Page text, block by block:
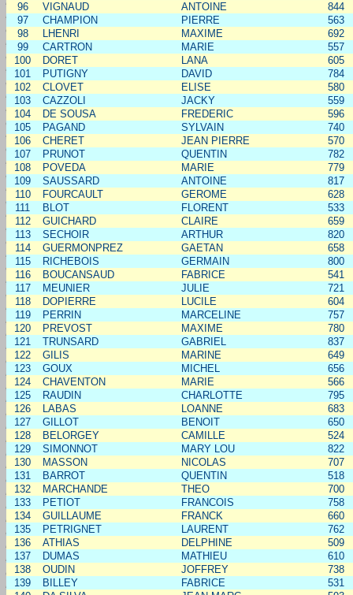
96
VIGNAUD ANTOINE
844
97
CHAMPION PIERRE
563
98
LHENRI MAXIME
692
99
CARTRON MARIE
557
100
DORET LANA
605
101
PUTIGNY DAVID
784
102
CLOVET ELISE
580
103
CAZZOLI JACKY
559
104
DE SOUSA FREDERIC
596
105
PAGAND SYLVAIN
740
106
CHERET JEAN PIERRE
570
107
PRUNOT QUENTIN
782
108
POVEDA MARIE
779
109
SAUSSARD ANTOINE
817
110
FOURCAULT GEROME
628
111
BLOT FLORENT
533
112
GUICHARD CLAIRE
659
113
SECHOIR ARTHUR
820
114
GUERMONPREZ GAETAN
658
115
RICHEBOIS GERMAIN
800
116
BOUCANSAUD FABRICE
541
117
MEUNIER JULIE
721
118
DOPIERRE LUCILE
604
119
PERRIN MARCELINE
757
120
PREVOST MAXIME
780
121
TRUNSARD GABRIEL
837
122
GILIS MARINE
649
123
GOUX MICHEL
656
124
CHAVENTON MARIE
566
125
RAUDIN CHARLOTTE
795
126
LABAS LOANNE
683
127
GILLOT BENOIT
650
128
BELORGEY CAMILLE
524
129
SIMONNOT MARY LOU
822
130
MASSON NICOLAS
707
131
BARROT QUENTIN
518
132
MARCHANDE THEO
700
133
PETIOT FRANCOIS
758
134
GUILLAUME FRANCK
660
135
PETRIGNET LAURENT
762
136
ATHIAS DELPHINE
509
137
DUMAS MATHIEU
610
138
OUDIN JOFFREY
738
139
BILLEY FABRICE
531